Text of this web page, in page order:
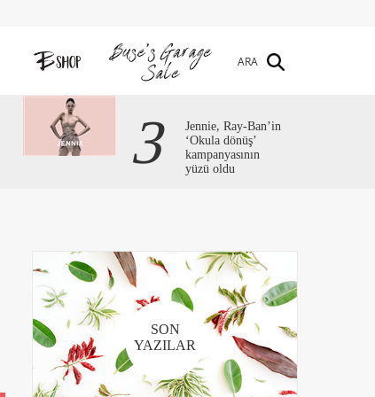
ARA
3
Jennie, Ray-Ban’in
‘Okula dönüş’
kampanyasının
yüzü oldu
SON
YAZILAR